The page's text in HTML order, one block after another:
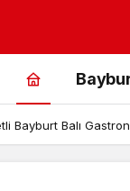
Bayburt Balı